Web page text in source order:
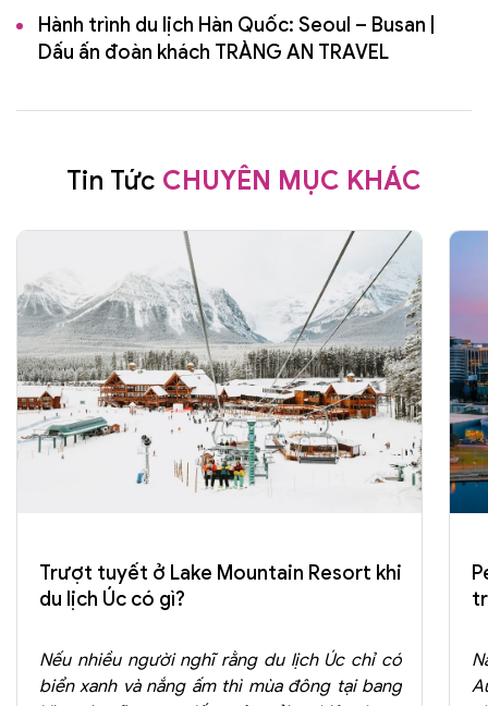
Hành trình du lịch Hàn Quốc: Seoul – Busan |
Dấu ấn đoàn khách TRÀNG AN TRAVEL
Tin Tức CHUYÊN MỤC KHÁC
Trượt tuyết ở Lake Mountain Resort khi
du lịch Úc có gì?
Nếu nhiều người nghĩ rằng du lịch Úc chỉ có
biển xanh và nắng ấm thì mùa đông tại bang